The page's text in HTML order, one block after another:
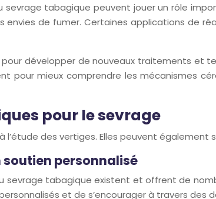
sevrage tabagique peuvent jouer un rôle
de fumer. Certaines applications de
développer de nouveaux traitements et
pour mieux comprendre les mécanismes
pour le sevrage
l’étude des vertiges. Elles peuvent également
personnalisé
sevrage tabagique existent et offrent de
et de s’encourager à travers des